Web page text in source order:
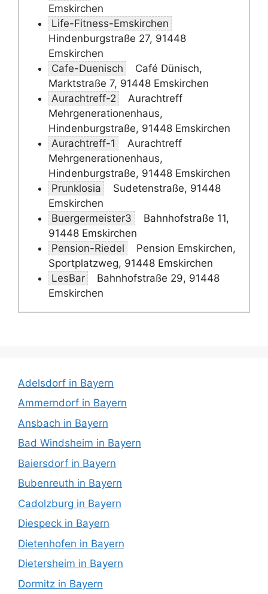
Emskirchen
Life-Fitness-Emskirchen
Hindenburgstraße 27, 91448
Emskirchen
Cafe-Duenisch
Café Dünisch,
Marktstraße 7, 91448 Emskirchen
Aurachtreff-2
Aurachtreff
Mehrgenerationenhaus,
Hindenburgstraße, 91448 Emskirchen
Aurachtreff-1
Aurachtreff
Mehrgenerationenhaus,
Hindenburgstraße, 91448 Emskirchen
Prunklosia
Sudetenstraße, 91448
Emskirchen
Buergermeister3
Bahnhofstraße 11,
91448 Emskirchen
Pension-Riedel
Pension Emskirchen,
Sportplatzweg, 91448 Emskirchen
LesBar
Bahnhofstraße 29, 91448
Emskirchen
Adelsdorf in Bayern
Ammerndorf in Bayern
Ansbach in Bayern
Bad Windsheim in Bayern
Baiersdorf in Bayern
Bubenreuth in Bayern
Cadolzburg in Bayern
Diespeck in Bayern
Dietenhofen in Bayern
Dietersheim in Bayern
Dormitz in Bayern